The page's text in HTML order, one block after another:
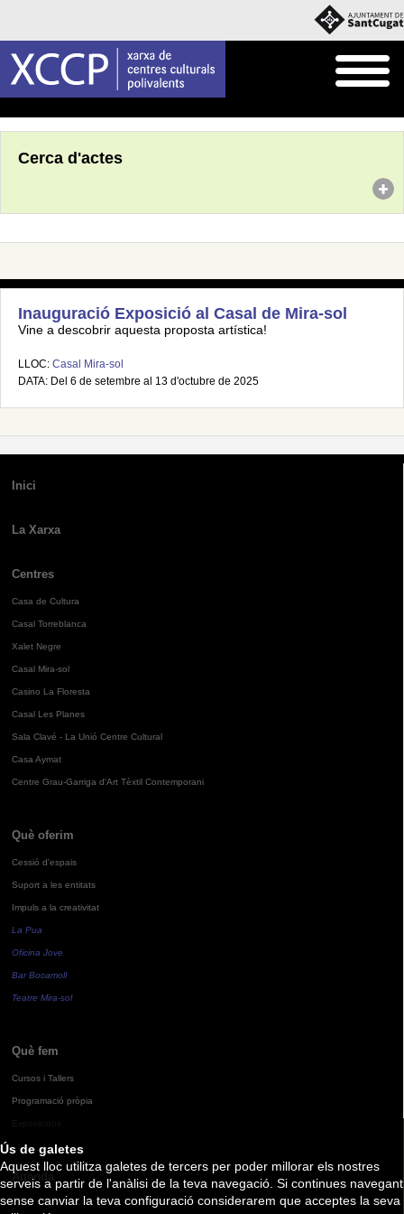
Ús de galetes
Aquest lloc utilitza galetes de tercers per poder millorar els nostres
serveis a partir de l'anàlisi de la teva navegació. Si continues navegant
sense canviar la teva configuració considerarem que acceptes la seva
Cerca d'actes
Inauguració Exposició al Casal de Mira-sol
Vine a descobrir aquesta proposta artística!
LLOC: Casal Mira-sol
DATA: Del 6 de setembre al 13 d'octubre de 2025
Inici
La Xarxa
Centres
Casa de Cultura
Casal Torreblanca
Xalet Negre
Casal Mira-sol
Casino La Floresta
Casal Les Planes
Sala Clavé - La Unió Centre Cultural
Casa Aymat
Centre Grau-Garriga d'Art Tèxtil Contemporani
Què oferim
Cessió d'espais
Suport a les entitats
Impuls a la creativitat
La Pua
Oficina Jove
Bar Bocamoll
Teatre Mira-sol
Què fem
Cursos i Tallers
Programació pròpia
Agenda